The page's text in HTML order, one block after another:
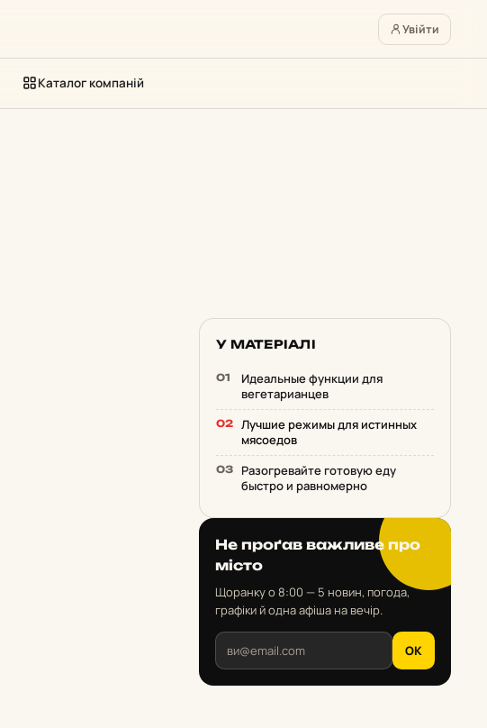
Увійти
Каталог компаній
У МАТЕРІАЛІ
Идеальные функции для
вегетарианцев
Лучшие режимы для истинных
мясоедов
Разогревайте готовую еду
быстро и равномерно
Не проґав важливе про
місто
Щоранку о 8:00 — 5 новин, погода,
графіки й одна афіша на вечір.
OK